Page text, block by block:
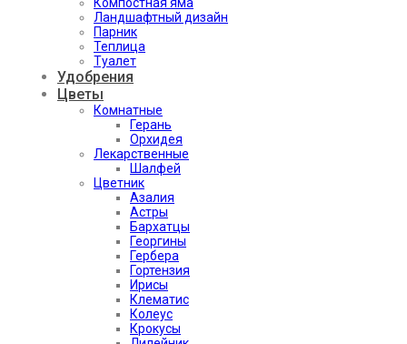
Ландшафтный дизайн
Парник
Теплица
Туалет
Удобрения
Цветы
Комнатные
Герань
Орхидея
Лекарственные
Шалфей
Цветник
Азалия
Астры
Бархатцы
Георгины
Гербера
Гортензия
Ирисы
Клематис
Колеус
Крокусы